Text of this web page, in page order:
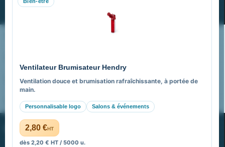
Ventilateur Brumisateur Hendry
Ventilation douce et brumisation rafraîchissante, à portée de
main.
Personnalisable logo Salons & événements
2,80 €HT
dès 2,20 € HT / 5000 u.
Nos expertises & accompagnement global
FAQ sur Promenoch Goodies Pub France
Pourquoi ça a marché à 100% pour moi ?
PROMENOCH GOODIES